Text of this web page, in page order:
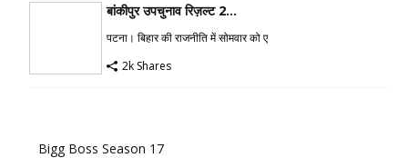
बांकीपुर उपचुनाव रिज़ल्ट 2...
पटना। बिहार की राजनीति में सोमवार को ए
2k Shares
Bigg Boss Season 17